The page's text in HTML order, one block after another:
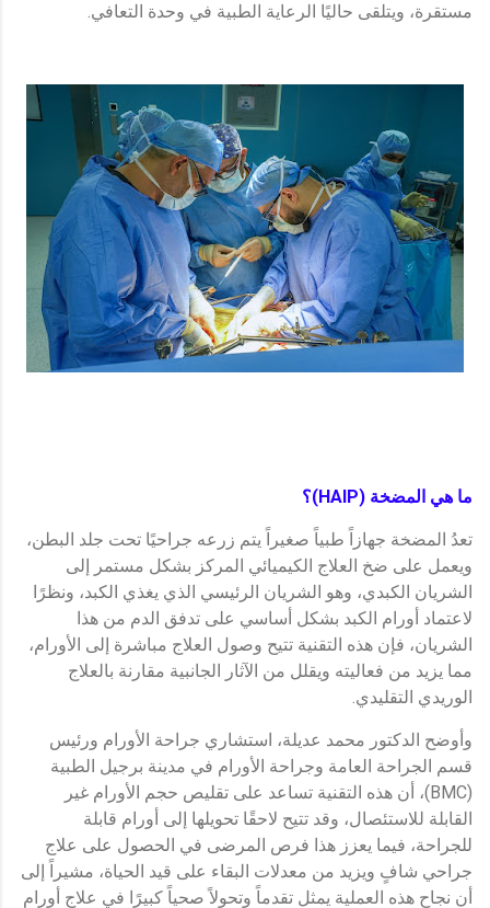
مستقرة، ويتلقى حاليًا الرعاية الطبية في وحدة التعافي.
ما هي المضخة (HAIP) ؟
تعدُ المضخة جهازاً طبياً صغيراً يتم زرعه جراحيًا تحت جلد البطن،
ويعمل على ضخ العلاج الكيميائي المركز بشكل مستمر إلى
الشريان الكبدي، وهو الشريان الرئيسي الذي يغذي الكبد، ونظرًا
لاعتماد أورام الكبد بشكل أساسي على تدفق الدم من هذا
الشريان، فإن هذه التقنية تتيح وصول العلاج مباشرة إلى الأورام،
مما يزيد من فعاليته ويقلل من الآثار الجانبية مقارنة بالعلاج
الوريدي التقليدي.
وأوضح الدكتور محمد عديلة، استشاري جراحة الأورام ورئيس
قسم الجراحة العامة وجراحة الأورام في مدينة برجيل الطبية
(BMC)، أن هذه التقنية تساعد على تقليص حجم الأورام غير
القابلة للاستئصال، وقد تتيح لاحقًا تحويلها إلى أورام قابلة
للجراحة، فيما يعزز هذا فرص المرضى في الحصول على علاج
جراحي شافٍ ويزيد من معدلات البقاء على قيد الحياة، مشيراً إلى
أن نجاح هذه العملية يمثل تقدماً وتحولاً صحياً كبيرًا في علاج أورام